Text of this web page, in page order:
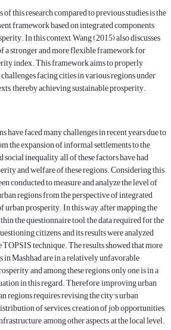
this research compared to previous studies is the
framework based on integrated components
In this context, Wang (2015) also discusses
a stronger and more flexible framework for
index. This framework aims to properly
facing cities in various regions under
thereby achieving sustainable prosperity.
have faced many challenges in recent years due to
the expansion of informal settlements to the
inequality, all of these factors have had
and welfare of these regions. Considering this
conducted to measure and analyze the level of
regions from the perspective of integrated
urban prosperity. In this way, after mapping the
the questionnaire tool, the data required for the
citizens, and its results were analyzed
technique. The results showed that more
in Mashhad are in a relatively unfavorable
and among these regions, only one is in a
in this regard. Therefore, improving urban
regions requires revising the city's urban
of services, creation of job opportunities,
among other aspects, at the local level.